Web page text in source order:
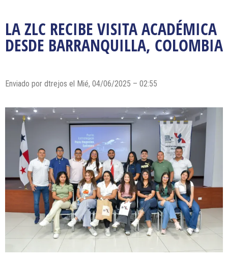
LA ZLC RECIBE VISITA ACADÉMICA
DESDE BARRANQUILLA, COLOMBIA
Enviado por dtrejos el Mié, 04/06/2025 – 02:55